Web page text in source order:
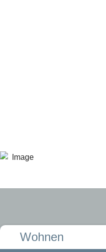
Wohnen